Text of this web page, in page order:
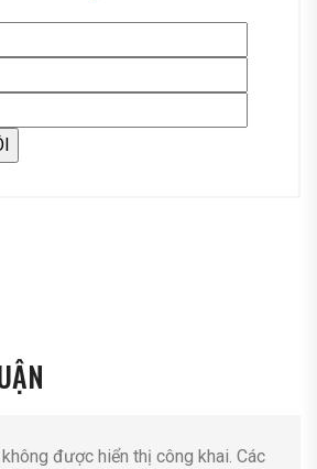
được hiển thị công khai. Các